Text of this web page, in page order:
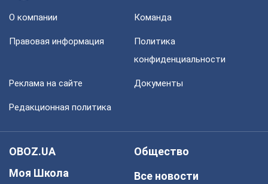
О компании Команда
Правовая информация
Политика
конфиденциальности
Реклама на сайте Документы
Редакционная политика
OBOZ.UA
Моя Школа
Общество
Все новости